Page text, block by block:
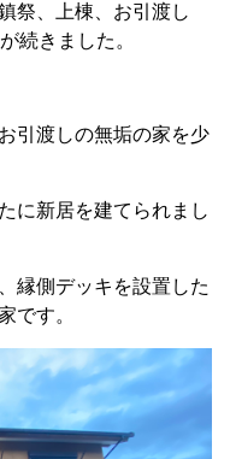
祭、上棟、お引渡し
続きました。
引渡しの無垢の家を少
に新居を建てられまし
縁側デッキを設置した
です。